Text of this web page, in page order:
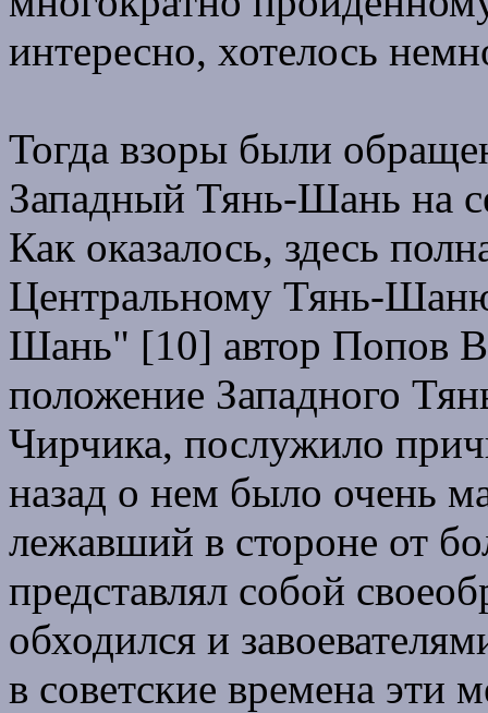
интересно, хотелось
Тогда взоры были
Западный Тянь-Шань на
Как оказалось, здесь
Центральному Тянь-
Шань" [10] автор Попов
положение Западного
Чирчика, послужило
назад о нем было очень
лежавший в стороне от
представлял собой
обходился и
в советские времена эти